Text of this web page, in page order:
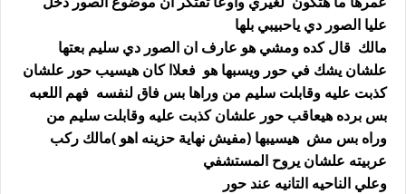
عليا الصور دي ياحبيبي بلها
مالك قال كده ومشي هو عارف ان الصور دي سليم بعتها
علشان يشك في حور ويسبها هو فعلاا كان هيسيب حور علشان
كذبت عليه وقابلت سليم من وراها بس فاق لنفسه فهم اللعبه
بس برده هيعاقب حور علشان كذبت عليه وقابلت سليم من
وراه بس مش هيسيبها (مفيش نهاية حزينه اهو )مالك ركب
عربيته علشان يروح المستشفي
وعلي الناحيه التانيه عند حور